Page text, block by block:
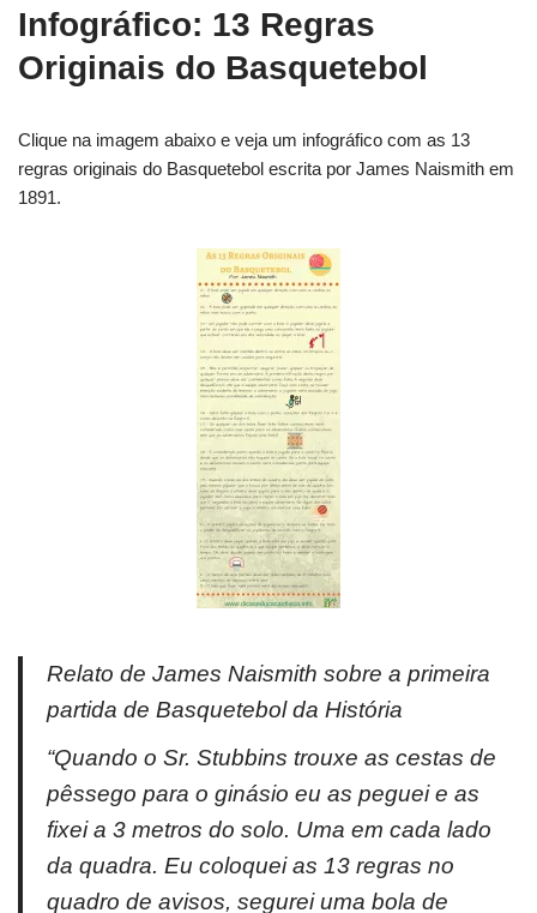
Infográfico: 13 Regras
Originais do Basquetebol
Clique na imagem abaixo e veja um infográfico com as 13
regras originais do Basquetebol escrita por James Naismith em
1891.
Relato de James Naismith sobre a primeira
partida de Basquetebol da História
“Quando o Sr. Stubbins trouxe as cestas de
pêssego para o ginásio eu as peguei e as
fixei a 3 metros do solo. Uma em cada lado
da quadra. Eu coloquei as 13 regras no
quadro de avisos, segurei uma bola de